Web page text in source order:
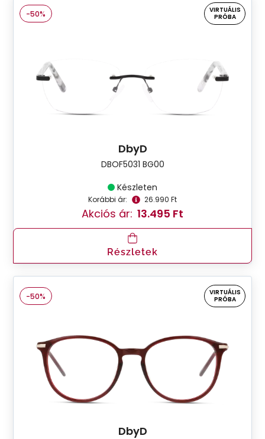
-50%
VIRTUÁLIS
PRÓBA
DbyD
DBOF5031 BG00
Készleten
Korábbi ár: 26.990 Ft
Akciós ár: 13.495 Ft
Részletek
-50%
VIRTUÁLIS
PRÓBA
DbyD